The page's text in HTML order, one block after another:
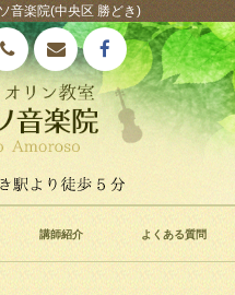
音楽院(中央区 勝どき)
講師紹介 よくある質問